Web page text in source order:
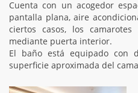
Cuenta con un acogedor
pantalla plana, aire
ciertos casos, los
mediante puerta interior.
El baño está equipado con
superficie aproximada del